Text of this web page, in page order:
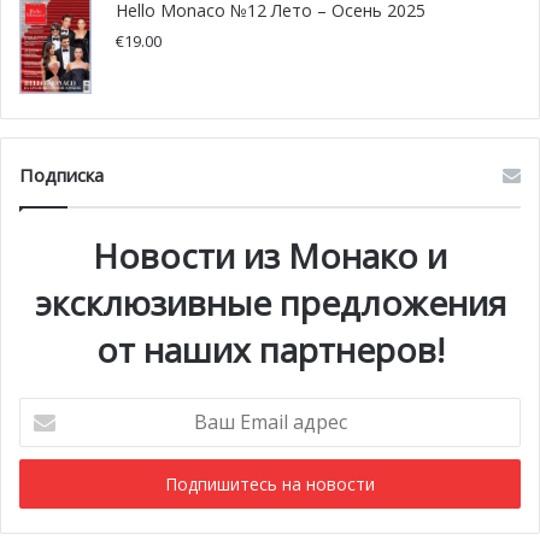
Еще одна заметка о таинственном кладбище самоубийц
появилась в январе 1908 года в австралийской
Hello Monaco №12 Лето – Осень 2025
€19.00
Подписка
Новости из Монако и
эксклюзивные предложения
от наших партнеров!
Email
адрес